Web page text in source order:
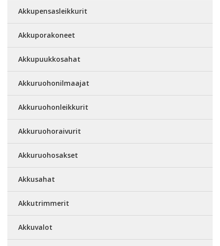
Akkupensasleikkurit
Akkuporakoneet
Akkupuukkosahat
Akkuruohonilmaajat
Akkuruohonleikkurit
Akkuruohoraivurit
Akkuruohosakset
Akkusahat
Akkutrimmerit
Akkuvalot